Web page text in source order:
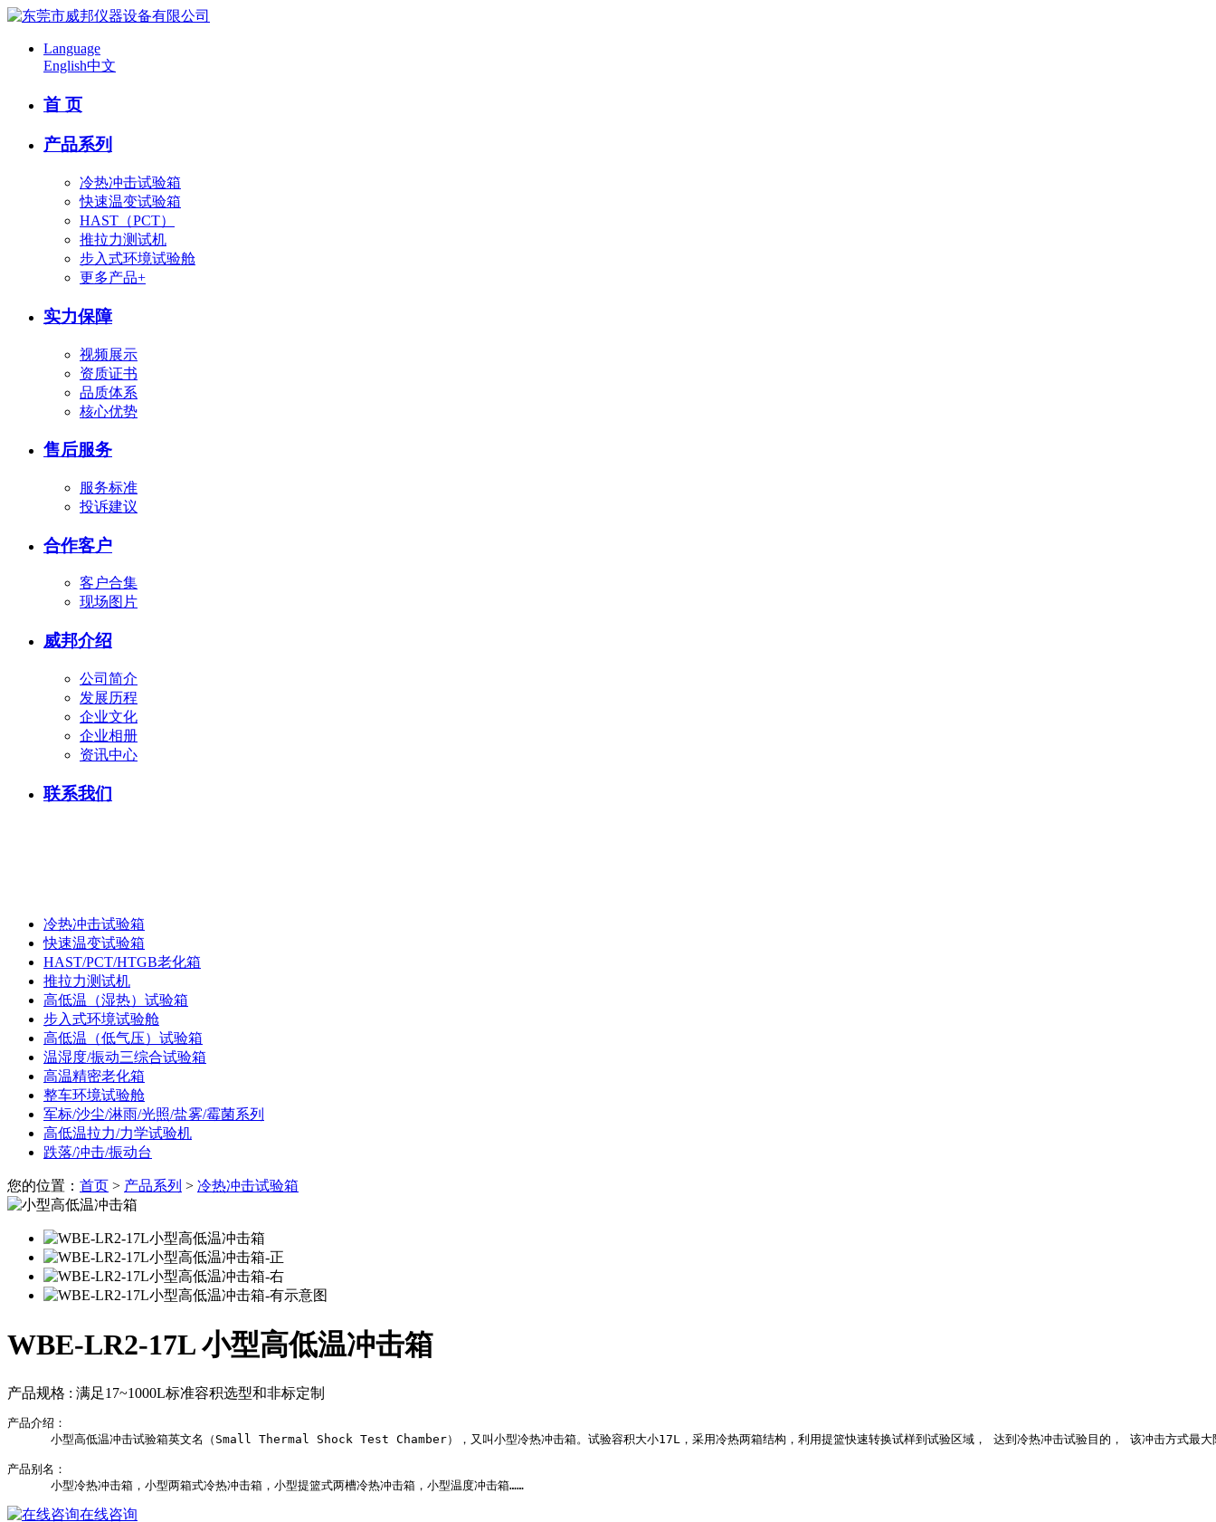
Language
English中文
首 页
产品系列
冷热冲击试验箱
快速温变试验箱
HAST（PCT）
推拉力测试机
步入式环境试验舱
更多产品+
实力保障
视频展示
资质证书
品质体系
核心优势
售后服务
服务标准
投诉建议
合作客户
客户合集
现场图片
威邦介绍
公司简介
发展历程
企业文化
企业相册
资讯中心
联系我们
冷热冲击试验箱
快速温变试验箱
HAST/PCT/HTGB老化箱
推拉力测试机
高低温（湿热）试验箱
步入式环境试验舱
高低温（低气压）试验箱
温湿度/振动三综合试验箱
高温精密老化箱
整车环境试验舱
军标/沙尘/淋雨/光照/盐雾/霉菌系列
高低温拉力/力学试验机
跌落/冲击/振动台
您的位置： 首页 > 产品系列 > 冷热冲击试验箱
WBE-LR2-17L 小型高低温冲击箱
产品规格 : 满足17~1000L标准容积选型和非标定制
产品介绍：
小型高低温冲击试验箱英文名（Small Thermal Shock Test Chamber），又叫小型冷热冲击箱。试验容积大小17L，采用冷热两箱结构，利用提篮快速转换试样到试验区域， 达到冷热冲击试验目的， 该冲击方式最大
产品别名：
在线咨询